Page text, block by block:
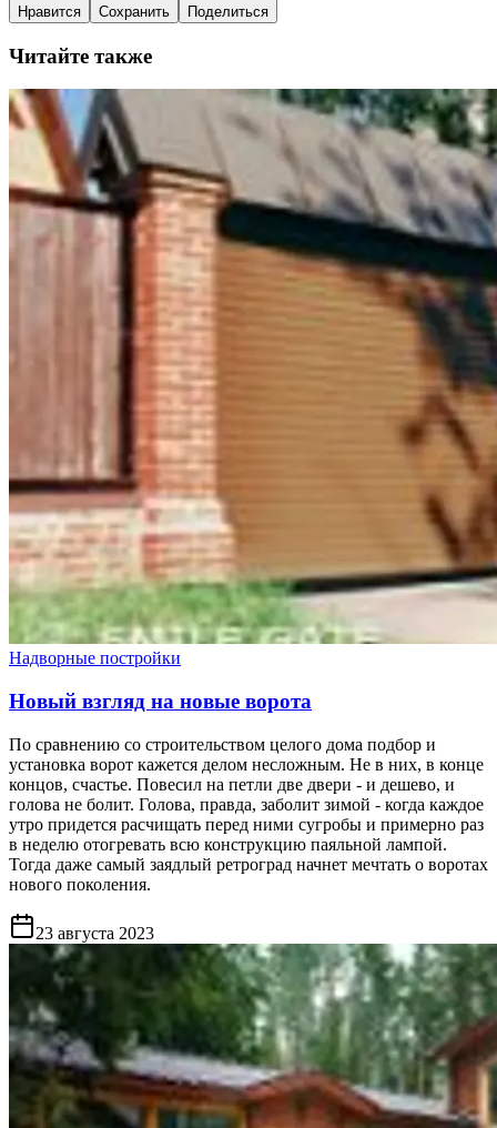
Нравится Сохранить Поделиться
Читайте также
Надворные постройки
Новый взгляд на новые ворота
По сравнению со строительством целого дома подбор и
установка ворот кажется делом несложным. Не в них, в конце
концов, счастье. Повесил на петли две двери - и дешево, и
голова не болит. Голова, правда, заболит зимой - когда каждое
утро придется расчищать перед ними сугробы и примерно раз
в неделю отогревать всю конструкцию паяльной лампой.
Тогда даже самый заядлый ретроград начнет мечтать о воротах
нового поколения.
23 августа 2023